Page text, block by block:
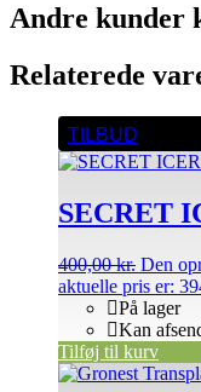
Andre kunder
Relaterede
TILBUD
SECRET
400,00kr. Den
aktuelle pris er:
På lager
Kan
Tilføj til kurv